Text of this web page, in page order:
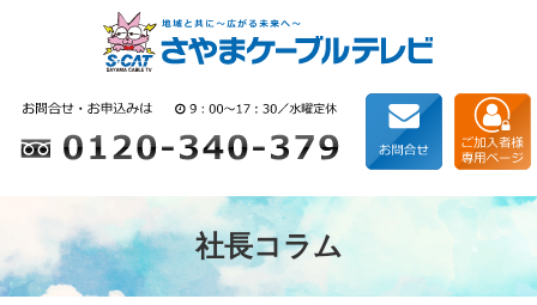
プ
狭山ケーブルテレビ
社長コラム